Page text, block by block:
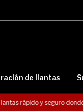
de llantas
rápido y seguro donde